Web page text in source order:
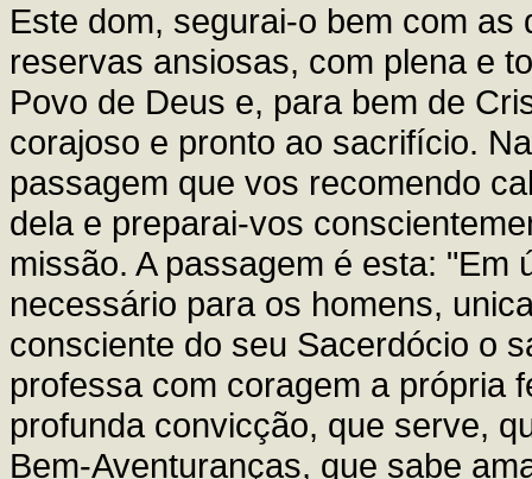
Este dom, segurai-o bem com
reservas ansiosas, com plena e
Povo de Deus e, para bem de
corajoso e pronto ao sacrifício.
passagem que vos recomendo
dela e preparai-vos
missão. A passagem é esta: "Em
necessário para os homens,
consciente do seu Sacerdócio o
professa com coragem a própria
profunda convicção, que serve,
Bem-Aventuranças, que sabe